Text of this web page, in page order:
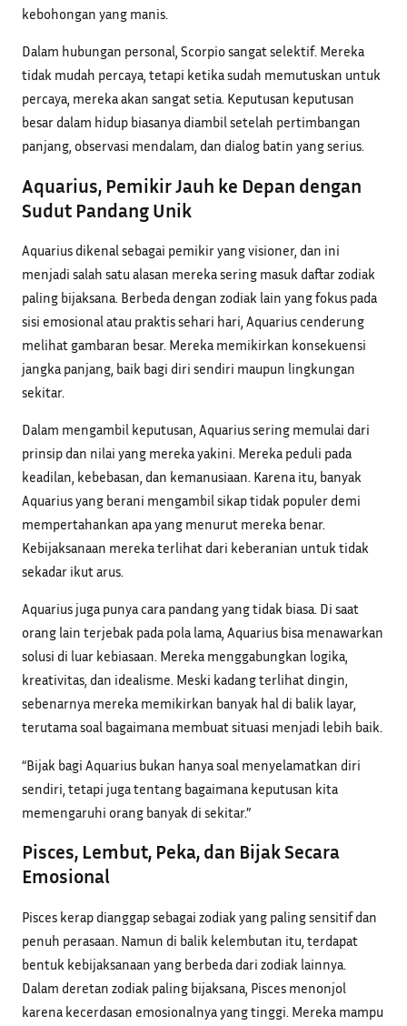
kebohongan yang manis.
Dalam hubungan personal, Scorpio sangat selektif. Mereka
tidak mudah percaya, tetapi ketika sudah memutuskan untuk
percaya, mereka akan sangat setia. Keputusan keputusan
besar dalam hidup biasanya diambil setelah pertimbangan
panjang, observasi mendalam, dan dialog batin yang serius.
Aquarius, Pemikir Jauh ke Depan dengan
Sudut Pandang Unik
Aquarius dikenal sebagai pemikir yang visioner, dan ini
menjadi salah satu alasan mereka sering masuk daftar zodiak
paling bijaksana. Berbeda dengan zodiak lain yang fokus pada
sisi emosional atau praktis sehari hari, Aquarius cenderung
melihat gambaran besar. Mereka memikirkan konsekuensi
jangka panjang, baik bagi diri sendiri maupun lingkungan
sekitar.
Dalam mengambil keputusan, Aquarius sering memulai dari
prinsip dan nilai yang mereka yakini. Mereka peduli pada
keadilan, kebebasan, dan kemanusiaan. Karena itu, banyak
Aquarius yang berani mengambil sikap tidak populer demi
mempertahankan apa yang menurut mereka benar.
Kebijaksanaan mereka terlihat dari keberanian untuk tidak
sekadar ikut arus.
Aquarius juga punya cara pandang yang tidak biasa. Di saat
orang lain terjebak pada pola lama, Aquarius bisa menawarkan
solusi di luar kebiasaan. Mereka menggabungkan logika,
kreativitas, dan idealisme. Meski kadang terlihat dingin,
sebenarnya mereka memikirkan banyak hal di balik layar,
terutama soal bagaimana membuat situasi menjadi lebih baik.
“Bijak bagi Aquarius bukan hanya soal menyelamatkan diri
sendiri, tetapi juga tentang bagaimana keputusan kita
memengaruhi orang banyak di sekitar.”
Pisces, Lembut, Peka, dan Bijak Secara
Emosional
Pisces kerap dianggap sebagai zodiak yang paling sensitif dan
penuh perasaan. Namun di balik kelembutan itu, terdapat
bentuk kebijaksanaan yang berbeda dari zodiak lainnya.
Dalam deretan zodiak paling bijaksana, Pisces menonjol
karena kecerdasan emosionalnya yang tinggi. Mereka mampu